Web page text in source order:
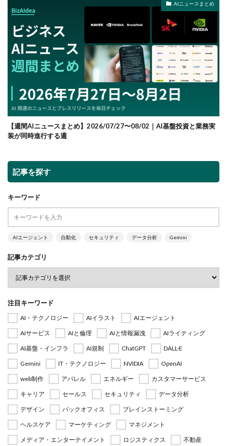
AIニュースまとめ
【週間AIニュースまとめ】2026/07/27〜08/02｜AI基盤投資と業務実
装が同時進行する週
記事を探す
キーワード
AIエージェント 自動化 セキュリティ データ分析 Gemini
記事カテゴリ
注目キーワード
AI・テクノロジー AIイラスト
AIエージェント
AIサービス
AIと倫理 AIと情報漏洩
AIライティング
AI基盤・インフラ
AI規制 ChatGPT
DALL·E
Gemini
IT・テクノロジー NVIDIA
OpenAI
web制作
アパレル エネルギー
カスタマーサービス
キャリア
セールス セキュリティ
データ分析
デザイン
バックオフィス
ブレインストーミング
ヘルスケア
マーケティング
マネジメント
メディア・エンターテイメント
ロジスティクス 不動産